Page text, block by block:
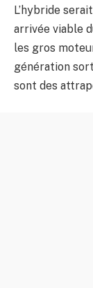
L’hybride
arrivée viable
les gros
génération
sont des